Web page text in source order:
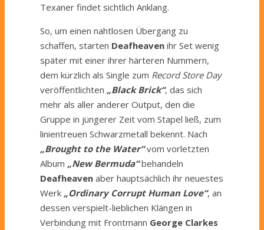
Texaner findet sichtlich Anklang.
So, um einen nahtlosen Übergang zu
schaffen, starten Deafheaven ihr Set wenig
später mit einer ihrer härteren Nummern,
dem kürzlich als Single zum Record Store Day
veröffentlichten „Black Brick“, das sich
mehr als aller anderer Output, den die
Gruppe in jüngerer Zeit vom Stapel ließ, zum
linientreuen Schwarzmetall bekennt. Nach
„Brought to the Water“vom vorletzten
Album „New Bermuda“behandeln
Deafheaven aber hauptsächlich ihr neuestes
Werk „Ordinary Corrupt Human Love“, an
dessen verspielt-lieblichen Klängen in
Verbindung mit Frontmann George Clarkes